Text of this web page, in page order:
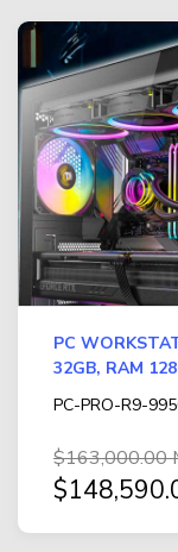
PC
32GB, RAM
PC-PRO-R9-
$163,000.00